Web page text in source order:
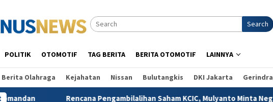
Search
POLITIK OTOMOTIF TAG BERITA BERITA OTOMOTIF LAINNYA
Berita Olahraga Kejahatan Nissan Bulutangkis DKI Jakarta Gerindra
Rencana Pengambilalihan Saham KCIC, Mulyanto Minta Negara Hati-hati